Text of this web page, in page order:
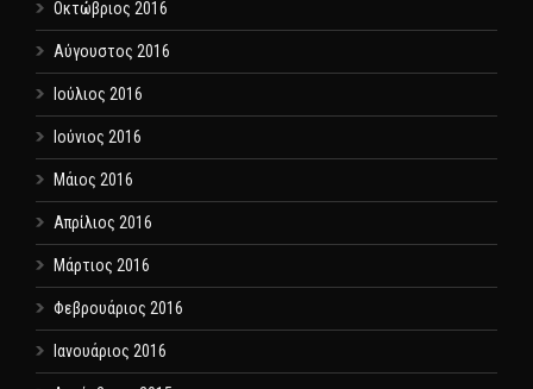
Οκτώβριος 2016
Αύγουστος 2016
Ιούλιος 2016
Ιούνιος 2016
Μάιος 2016
Απρίλιος 2016
Μάρτιος 2016
Φεβρουάριος 2016
Ιανουάριος 2016